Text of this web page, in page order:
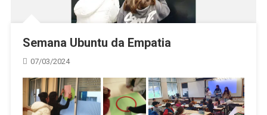
Semana Ubuntu da Empatia
07/03/2024